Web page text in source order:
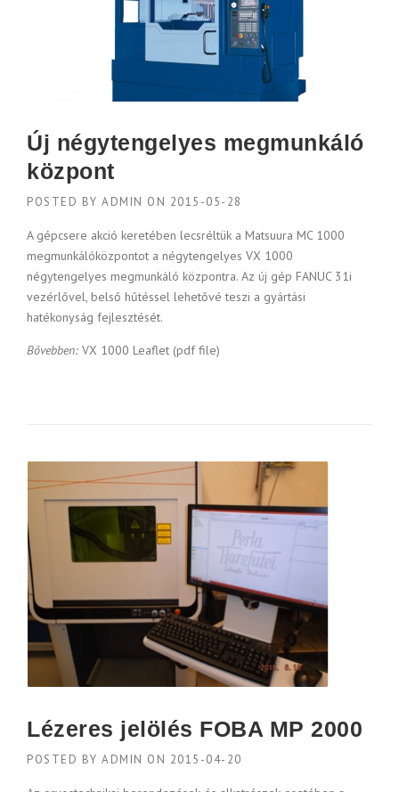
Új négytengelyes megmunkáló
központ
POSTED BY ADMIN ON 2015-05-28
A gépcsere akció keretében lecsréltük a Matsuura MC 1000
megmunkálóközpontot a négytengelyes VX 1000
négytengelyes megmunkáló központra. Az új gép FANUC 31i
vezérlővel, belső hűtéssel lehetővé teszi a gyártási
hatékonyság fejlesztését.
Bővebben: VX 1000 Leaflet (pdf file)
Lézeres jelölés FOBA MP 2000
POSTED BY ADMIN ON 2015-04-20